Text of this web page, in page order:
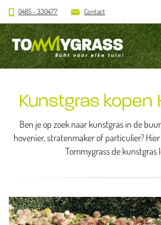
0485 - 330477 Contact
Kunstgras kopen
Ben je op zoek naar kunstgras in de
hovenier, stratenmaker of particulier?
Tommygrass de kunstgras